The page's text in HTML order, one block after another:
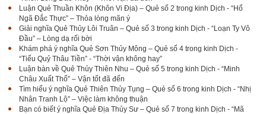
Luận Quẻ Thuần Khôn (Khôn Vi Địa) – Quẻ số 2 trong kinh Dịch - “Hổ
Ngã Đắc Thực” – Thỏa lòng mãn ý
Giải nghĩa Quẻ Thủy Lôi Truân – Quẻ số 3 trong kinh Dịch - “Loạn Ty Vô
Đầu” – Lòng dạ rối bời
Khám phá ý nghĩa Quẻ Sơn Thủy Mông – Quẻ số 4 trong kinh Dịch -
“Tiểu Quỷ Thâu Tiền” - “Thời vận không hay”
Luận bàn về Quẻ Thủy Thiên Nhu – Quẻ số 5 trong kinh Dịch - “Minh
Châu Xuất Thổ” – Vận tốt đã đến
Tìm hiểu ý nghĩa Quẻ Thiên Thủy Tụng – Quẻ số 6 trong kinh Dịch - “Nhị
Nhân Tranh Lộ” – Việc làm không thuận
Bạn có biết ý nghĩa Quẻ Địa Thủy Sư – Quẻ số 7 trong kinh Dịch - “Mã